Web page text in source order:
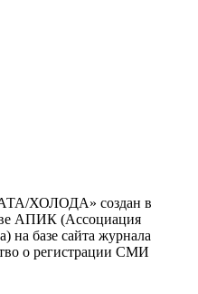
ХОЛОДА» создан в
АПИК (Ассоциация
на базе сайта журнала
о регистрации СМИ